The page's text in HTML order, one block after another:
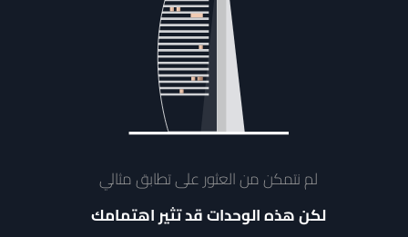
لم نتمكن من العثور على تطابق مثالي
لكن هذه الوحدات قد تثير اهتمامك